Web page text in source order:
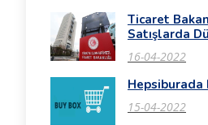
Ticaret
Satışlarda
16-04-2022
Hepsiburada
15-04-2022